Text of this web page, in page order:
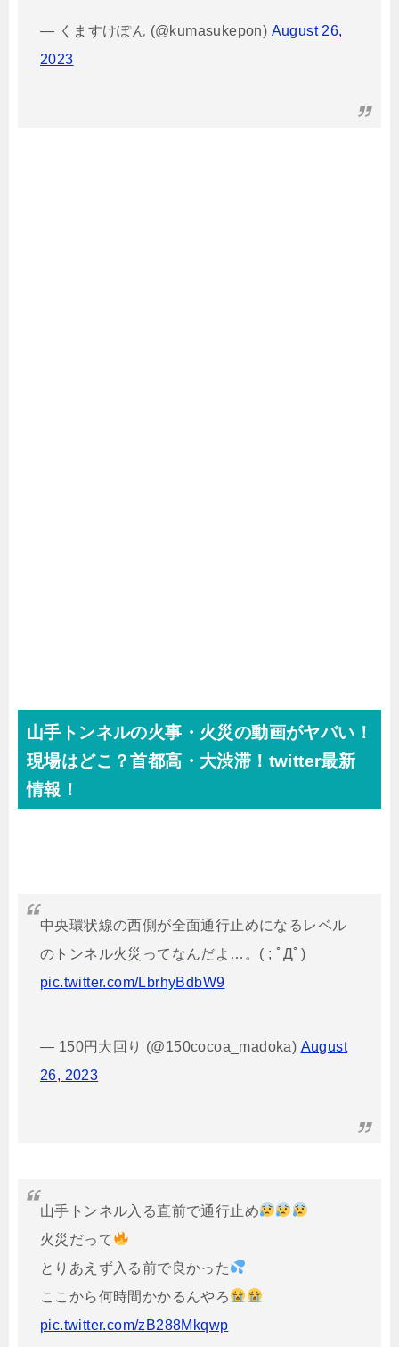
— くますけぽん (@kumasukepon) August 26,
2023
山手トンネルの火事・火災の動画がヤバい！
現場はどこ？首都高・大渋滞！twitter最新
情報！
中央環状線の西側が全面通行止めになるレベル
のトンネル火災ってなんだよ…。( ; ﾟДﾟ)
pic.twitter.com/LbrhyBdbW9
— 150円大回り (@150cocoa_madoka) August
26, 2023
山手トンネル入る直前で通行止め
火災だって
とりあえず入る前で良かった
ここから何時間かかるんやろ
pic.twitter.com/zB288Mkqwp